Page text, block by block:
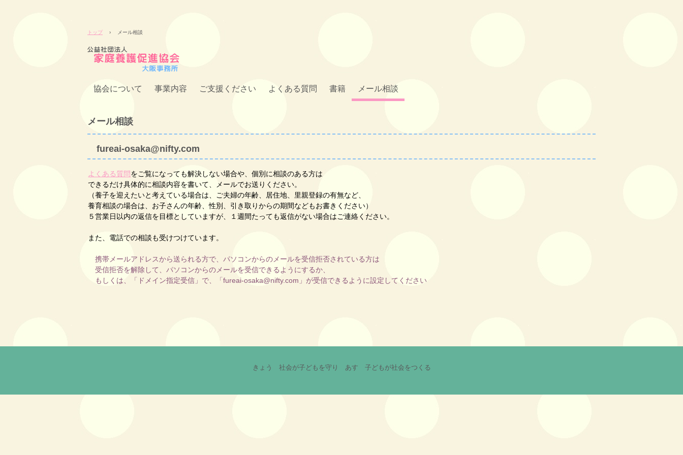
トップ › メール相談
協会について 事業内容 ご支援ください よくある質問 書籍 メール相談
メール相談
fureai-osaka@nifty.com
よくある質問をご覧になっても解決しない場合や、個別に相談のある方は
できるだけ具体的に相談内容を書いて、メールでお送りください。
（養子を迎えたいと考えている場合は、ご夫婦の年齢、居住地、里親登録の有無など、
養育相談の場合は、お子さんの年齢、性別、引き取りからの期間などもお書きください）
５営業日以内の返信を目標としていますが、１週間たっても返信がない場合はご連絡ください。
また、電話での相談も受けつけています。
携帯メールアドレスから送られる方で、パソコンからのメールを受信拒否されている方は
受信拒否を解除して、パソコンからのメールを受信できるようにするか、
もしくは、「ドメイン指定受信」で、「fureai-osaka@nifty.com」が受信できるように設定してください
きょう 社会が子どもを守り あす 子どもが社会をつくる